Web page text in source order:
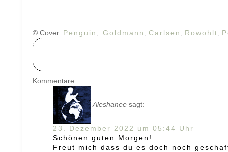
© Cover: Penguin Goldmann Carlsen Rowohlt
Kommentare
Aleshanee sagt:
23. Dezember 2022 um 05:44 Uhr
Schönen guten Morgen!
Freut mich dass du es doch noch